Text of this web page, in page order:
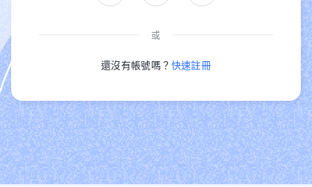
或
還沒有帳號嗎？ 快速註冊